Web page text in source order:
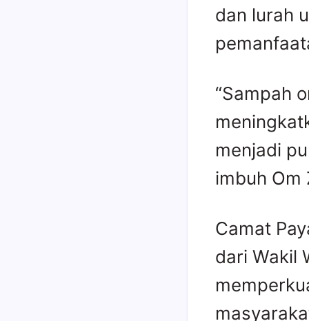
dan lurah
“Sampah
menjadi
imbuh Om
Camat
dari Wakil